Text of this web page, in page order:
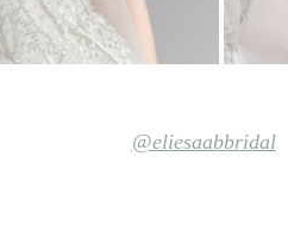
@eliesaabbridal